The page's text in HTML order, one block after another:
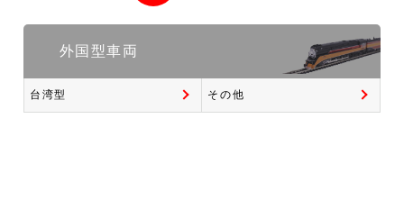
外国型車両
台湾型 その他